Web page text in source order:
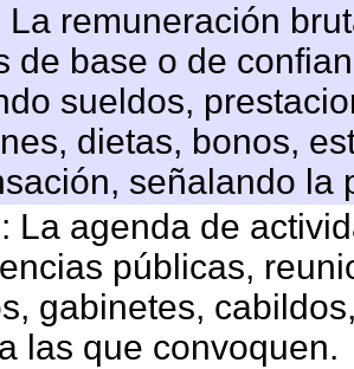
La remuneración
de base o de
sueldos,
dietas, bonos,
señalando la
La agenda de
públicas,
gabinetes,
las que convoquen.